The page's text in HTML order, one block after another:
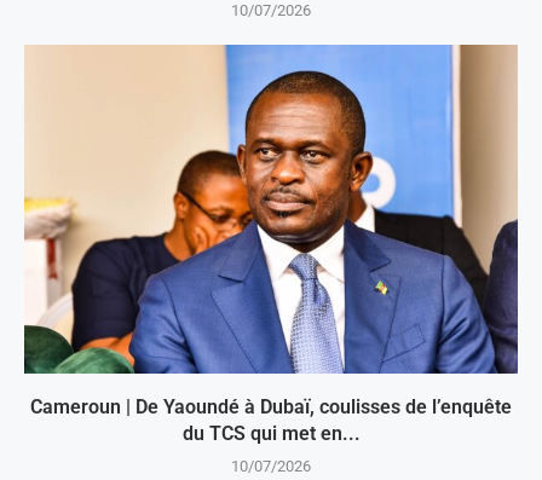
10/07/2026
Cameroun | De Yaoundé à Dubaï, coulisses de l’enquête
du TCS qui met en...
10/07/2026